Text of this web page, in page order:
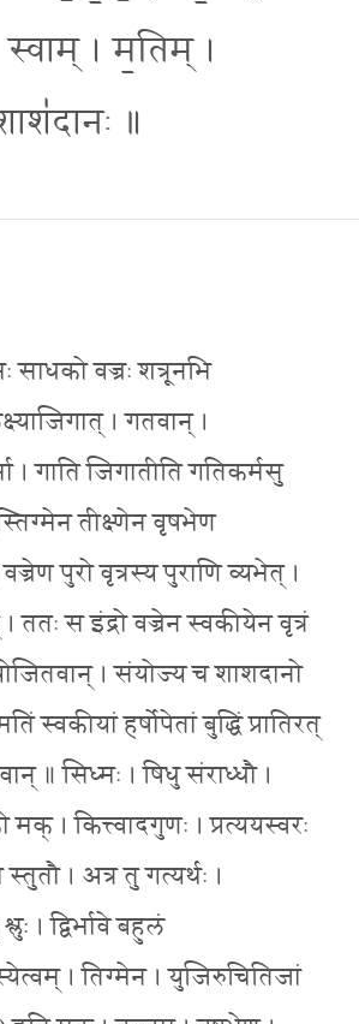
स्वाम् । म॒तिम् ।
॥
साधको वज्रः शत्रूनभि
। गतवान् ।
। गाति जिगातीति गतिकर्मसु
तीक्ष्णेन वृषभेण
पुरो वृत्रस्य पुराणि व्यभेत् ।
। ततः स इंद्रो वज्रेन स्वकीयेन वृत्रं
। संयोज्य च शाशदानो
स्वकीयां हर्षोपेतां बुद्धिं प्रातिरत्
॥ सिध्मः । षिधु संराध्धौ ।
। कित्त्वादगुणः । प्रत्ययस्वरः
। अत्र तु गत्यर्थः ।
। द्विर्भावे बहुलं
। तिग्मेन । युजिरुचितिजां